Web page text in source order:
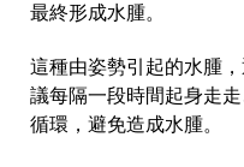
最終形成水腫。
這種由姿勢引起的水腫
議每隔一段時間起身走
循環，避免造成水腫。